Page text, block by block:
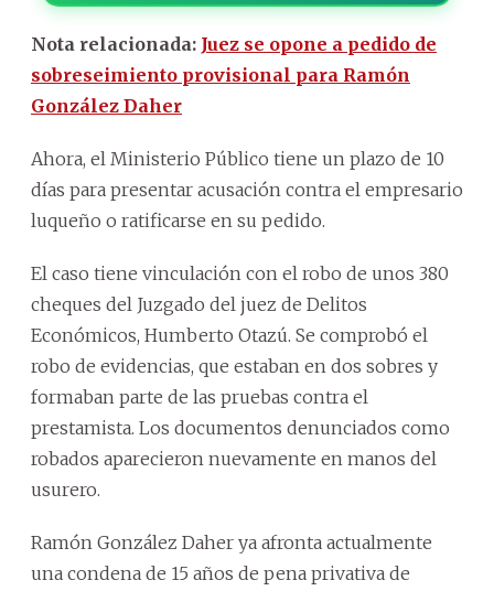
Nota relacionada: Juez se opone a pedido de
sobreseimiento provisional para Ramón
González Daher
Ahora, el Ministerio Público tiene un plazo de 10
días para presentar acusación contra el empresario
luqueño o ratificarse en su pedido.
El caso tiene vinculación con el robo de unos 380
cheques del Juzgado del juez de Delitos
Económicos, Humberto Otazú. Se comprobó el
robo de evidencias, que estaban en dos sobres y
formaban parte de las pruebas contra el
prestamista. Los documentos denunciados como
robados aparecieron nuevamente en manos del
usurero.
Ramón González Daher ya afronta actualmente
una condena de 15 años de pena privativa de